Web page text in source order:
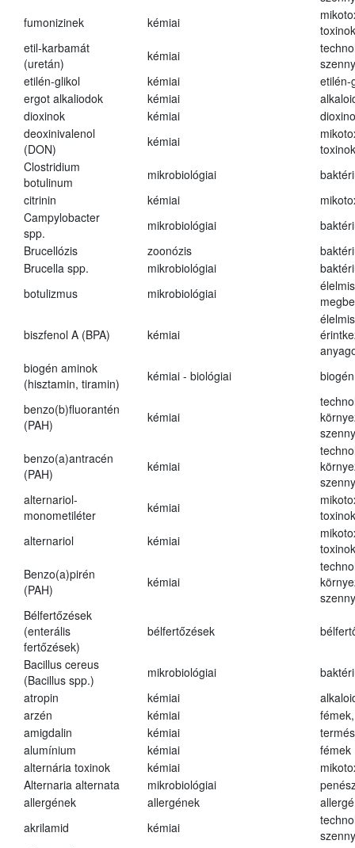
fumonizinek
kémiai
toxinok
etil-karbamát
(uretán)
kémiai
etilén-glikol
kémiai
etilén-
ergot alkaliodok
kémiai
dioxinok
kémiai
deoxinivalenol
(DON)
kémiai
toxinok
Clostridium
botulinum
mikrobiológiai
citrinin
kémiai
Campylobacter
spp.
mikrobiológiai
Brucellózis
zoonózis
Brucella spp.
mikrobiológiai
botulizmus
mikrobiológiai
biszfenol A (BPA) kémiai
biogén aminok
(hisztamin, tiramin)
kémiai - biológiai
benzo(b)fluorantén
(PAH)
kémiai
benzo(a)antracén
(PAH)
kémiai
alternariol-
monometiléter
kémiai
toxinok
alternariol
kémiai
toxinok
Benzo(a)pirén
(PAH)
kémiai
Bélfertőzések
(enterális
fertőzések)
bélfertőzések
Bacillus cereus
(Bacillus spp.)
mikrobiológiai
atropin
kémiai
arzén
kémiai
amigdalin
kémiai
alumínium
kémiai
fémek
alternária toxinok
kémiai
Alternaria alternata
mikrobiológiai
allergének
allergének
akrilamid
kémiai